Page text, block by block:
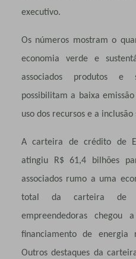
executivo.
Os números mostram o
economia verde e
associados produtos e
possibilitam a baixa
uso dos recursos e a inclusão
A carteira de crédito de
atingiu R$ 61,4 bilhões
associados rumo a uma
total da carteira de
empreendedoras
financiamento de energia
Outros destaques da